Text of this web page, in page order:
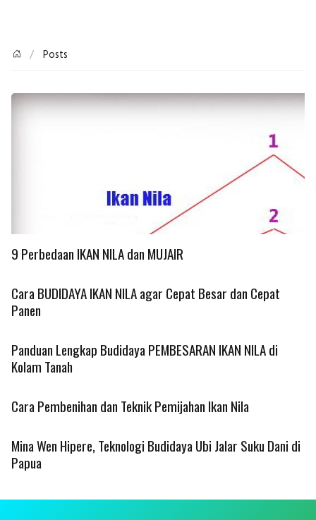
Posts
9 Perbedaan IKAN NILA dan MUJAIR
Cara BUDIDAYA IKAN NILA agar Cepat Besar dan Cepat
Panen
Panduan Lengkap Budidaya PEMBESARAN IKAN NILA di
Kolam Tanah
Cara Pembenihan dan Teknik Pemijahan Ikan Nila
Mina Wen Hipere, Teknologi Budidaya Ubi Jalar Suku Dani di
Papua